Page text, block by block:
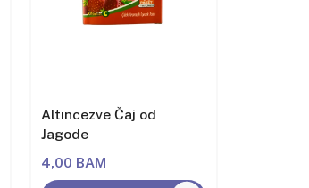
Altıncezve Čaj od
Jagode
4,00 BAM